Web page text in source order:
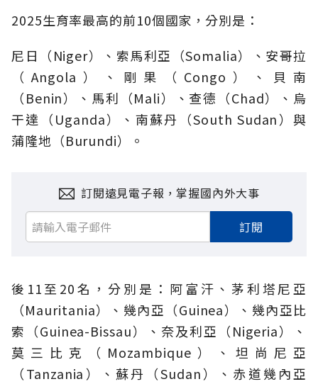
2025生育率最高的前10個國家，分別是：
尼日（Niger）、索馬利亞（Somalia）、安哥拉
（Angola）、剛果（Congo）、貝南
（Benin）、馬利（Mali）、查德（Chad）、烏
干達（Uganda）、南蘇丹（South Sudan）與
蒲隆地（Burundi）。
訂閱遠見電子報，掌握國內外大事
訂閱
後11至20名，分別是：阿富汗、茅利塔尼亞
（Mauritania）、幾內亞（Guinea）、幾內亞比
索（Guinea-Bissau）、奈及利亞（Nigeria）、
莫三比克（Mozambique）、坦尚尼亞
（Tanzania）、蘇丹（Sudan）、赤道幾內亞